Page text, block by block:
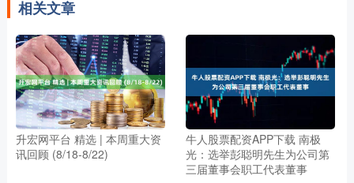
相关文章
升宏网平台 精选 | 本周重大资
讯回顾 (8/18-8/22)
牛人股票配资APP下载 南极
光：选举彭聪明先生为公司第
三届董事会职工代表董事